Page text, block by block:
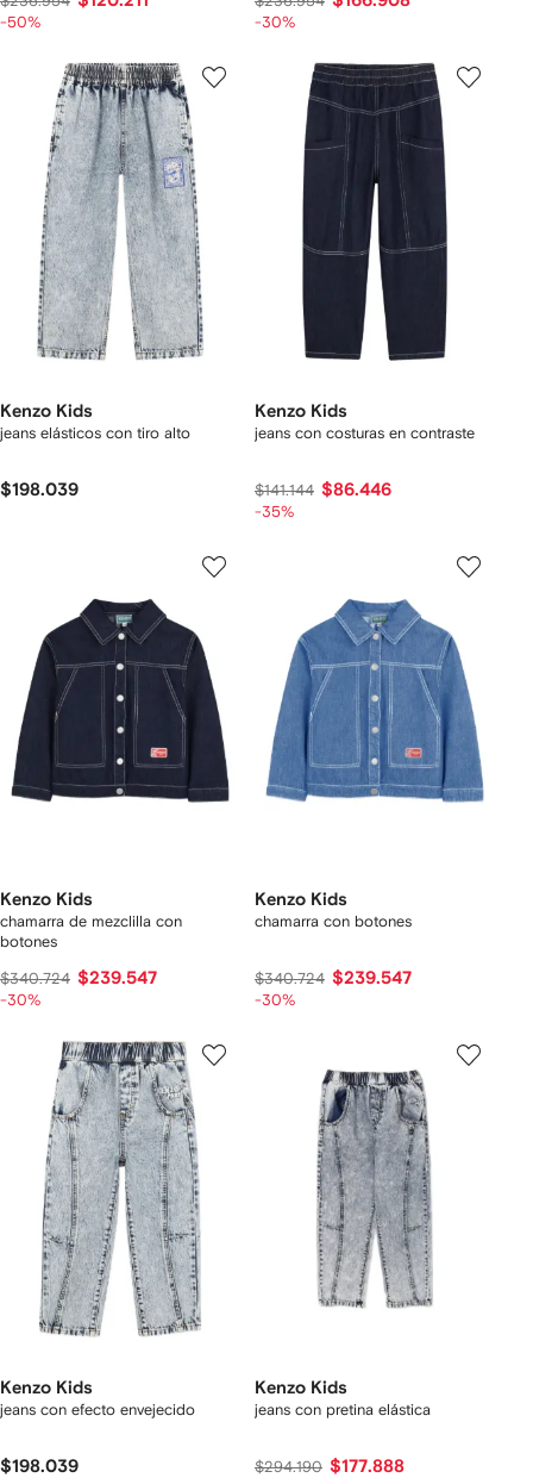
-50% -30%
Kenzo Kids
jeans elásticos con tiro alto
$198.039
Kenzo Kids
jeans con costuras en contraste
$141.144 $86.446
-35%
Kenzo Kids
chamarra de mezclilla con
botones
$340.724 $239.547
-30%
Kenzo Kids
chamarra con botones
$340.724 $239.547
-30%
Kenzo Kids
jeans con efecto envejecido
$198.039
Kenzo Kids
jeans con pretina elástica
$294.190 $177.888